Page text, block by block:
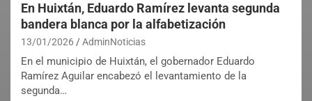
En Huixtán, Eduardo Ramírez levanta segunda
bandera blanca por la alfabetización
13/01/2026 AdminNoticias
En el municipio de Huixtán, el gobernador Eduardo
Ramírez Aguilar encabezó el levantamiento de la
segunda…